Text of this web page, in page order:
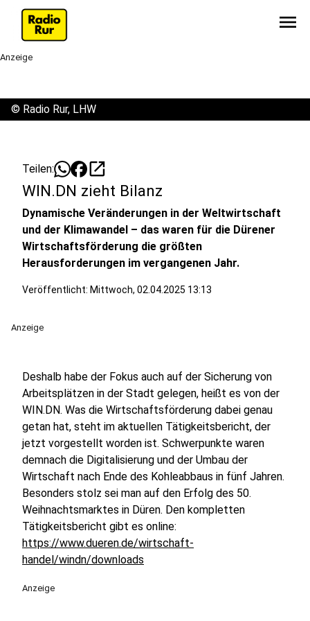
menu
Anzeige
© Radio Rur, LHW
Teilen: open_in_new
WIN.DN zieht Bilanz
Dynamische Veränderungen in der Weltwirtschaft
und der Klimawandel – das waren für die Dürener
Wirtschaftsförderung die größten
Herausforderungen im vergangenen Jahr.
Veröffentlicht: Mittwoch, 02.04.2025 13:13
Anzeige
Deshalb habe der Fokus auch auf der Sicherung von
Arbeitsplätzen in der Stadt gelegen, heißt es von der
WIN.DN. Was die Wirtschaftsförderung dabei genau
getan hat, steht im aktuellen Tätigkeitsbericht, der
jetzt vorgestellt worden ist. Schwerpunkte waren
demnach die Digitalisierung und der Umbau der
Wirtschaft nach Ende des Kohleabbaus in fünf Jahren.
Besonders stolz sei man auf den Erfolg des 50.
Weihnachtsmarktes in Düren. Den kompletten
Tätigkeitsbericht gibt es online:
https://www.dueren.de/wirtschaft-
handel/windn/downloads
Anzeige